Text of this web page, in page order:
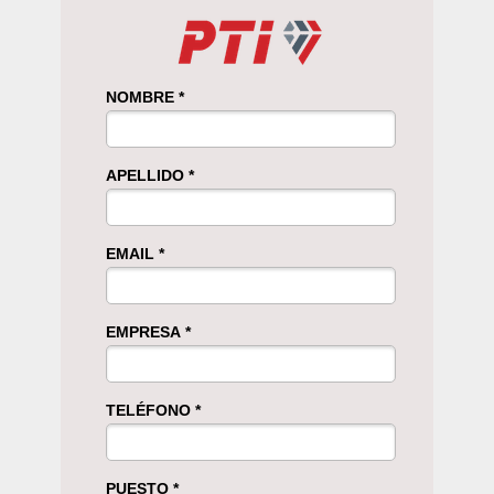
NOMBRE *
APELLIDO *
EMAIL *
EMPRESA *
TELÉFONO *
PUESTO *